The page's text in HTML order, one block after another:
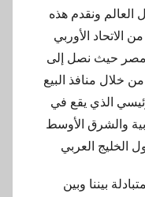
العالم ونقدم هذه
الاتحاد الأوربي
مصر حيث نصل إلى
خلال منافذ البيع
الذي يقع في
والشرق الأوسط
الخليج العربي
بيننا وبين